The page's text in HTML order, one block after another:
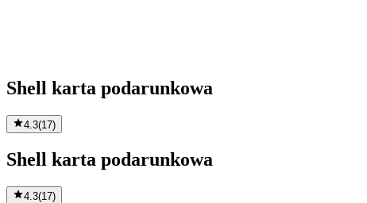
Shell karta podarunkowa
4.3(17)
Shell karta podarunkowa
4.3(17)